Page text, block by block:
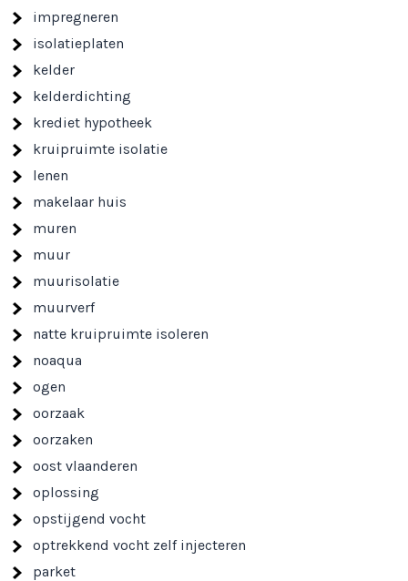
impregneren
isolatieplaten
kelder
kelderdichting
krediet hypotheek
kruipruimte isolatie
lenen
makelaar huis
muren
muur
muurisolatie
muurverf
natte kruipruimte isoleren
noaqua
ogen
oorzaak
oorzaken
oost vlaanderen
oplossing
opstijgend vocht
optrekkend vocht zelf injecteren
parket